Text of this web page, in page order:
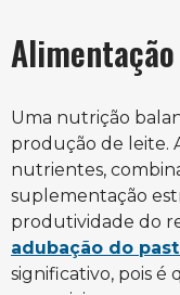
Uma nutrição
produção de leite.
nutrientes,
suplementação
produtividade do
adubação do
significativo, pois